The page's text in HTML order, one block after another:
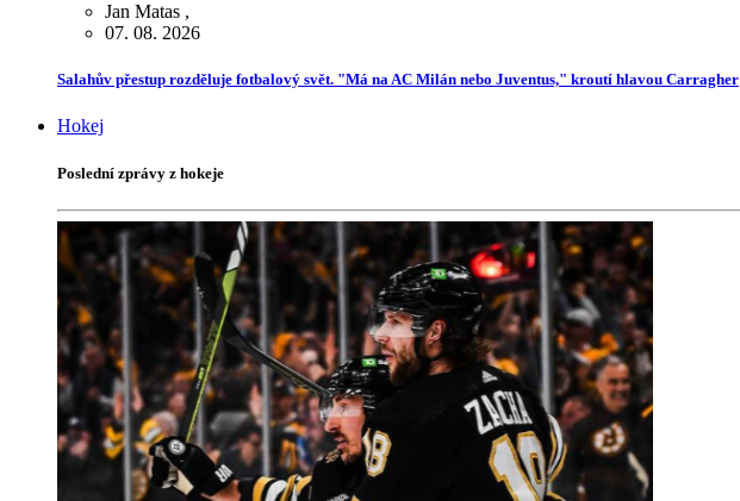
Jan Matas ,
07. 08. 2026
Salahův přestup rozděluje fotbalový svět. "Má na AC Milán nebo Juventus," kroutí hlavou Carragher
Hokej
Poslední zprávy z hokeje